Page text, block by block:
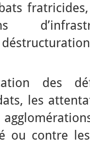
des
les
ou contre